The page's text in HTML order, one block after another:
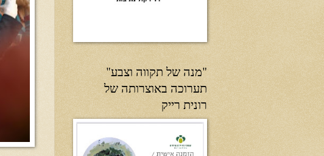
"מנה של תקווה וצבע"
תערוכה באוצרותה של
רונית רייק